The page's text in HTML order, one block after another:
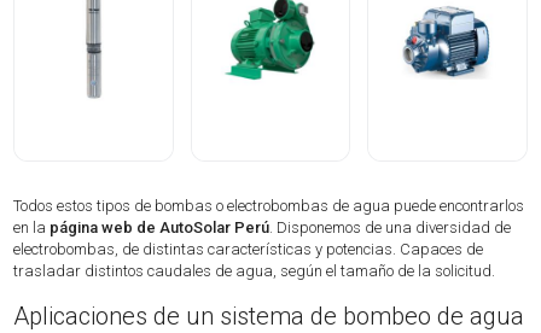
Todos estos tipos de bombas o electrobombas de agua puede encontrarlos
en la página web de AutoSolar Perú . Disponemos de una diversidad de
electrobombas, de distintas características y potencias. Capaces de
trasladar distintos caudales de agua, según el tamaño de la solicitud.
Aplicaciones de un sistema de bombeo de agua